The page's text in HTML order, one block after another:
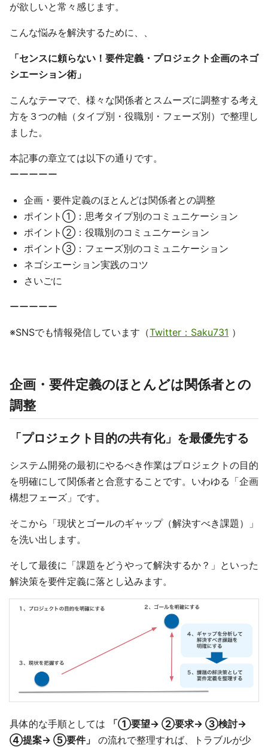
が欲しいと常々感じます。
こんな悩みを解決するために、、
「センスに頼らない！要件定義・プロジェクト企画のネゴ
シエーション術」
こんなテーマで、様々な関係者とスムーズに調整する考え
方を３つの軸（タイプ別・役職別・フェーズ別）で整理し
ました。
本記事の章立ては以下の通りです。
ーーーーー
企画・要件定義のほとんどは関係者との調整
ポイント①：思考タイプ別のコミュニケーション
ポイント②：役職別のコミュニケーション
ポイント③：フェーズ別のコミュニケーション
ネゴシエーション実践のコツ
さいごに
ーーーーー
※SNSでも情報発信しています（Twitter：Saku731 ）
企画・要件定義のほとんどは関係者との
調整
「プロジェクト目的の共有化」を最優先する
システム開発の最初にやるべき作業はプロジェクトの目的
を明確にして関係者と合意することです。いわゆる「企画
構想フェーズ」です。
そこから「現状とゴールのギャップ（解決すべき課題）」
を洗い出します。
そして最後に「課題をどうやって解決するか？」といった
解決策を要件定義に落とし込みます。
具体的な手順としては
「①要望→ ②要求→ ③検討→
④提案→ ⑤要件」
の流れで整理すれば、トラブルが少